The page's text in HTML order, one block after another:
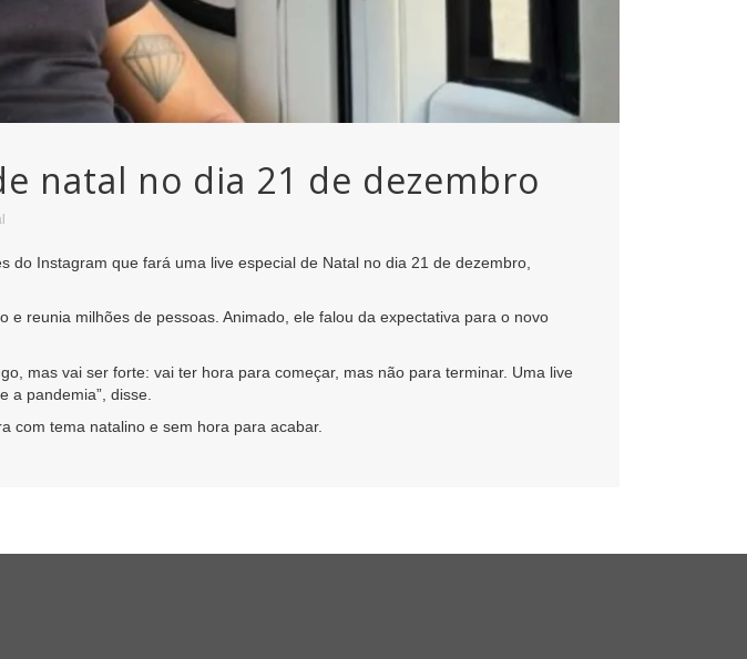
natal no dia 21 de dezembro
Instagram que fará uma live especial de Natal no dia 21 de dezembro,
reunia milhões de pessoas. Animado, ele falou da expectativa para o novo
mas vai ser forte: vai ter hora para começar, mas não para terminar. Uma live
a pandemia”, disse.
com tema natalino e sem hora para acabar.